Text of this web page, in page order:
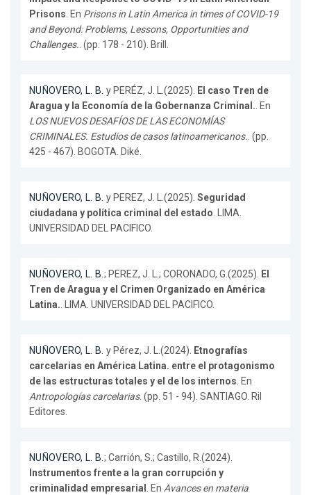
Prisons. En Prisons in Latin America in times of COVID-19
and Beyond: Problems, Lessons, Opportunities and
Challenges.. (pp. 178 - 210). Brill.
NUÑOVERO, L. B. y PERÉZ, J. L.(2025). El caso Tren de
Aragua y la Economía de la Gobernanza Criminal.. En
LOS NUEVOS DESAFÍOS DE LAS ECONOMÍAS
CRIMINALES. Estudios de casos latinoamericanos.. (pp.
425 - 467). BOGOTA. Diké.
NUÑOVERO, L. B. y PEREZ, J. L.(2025). Seguridad
ciudadana y política criminal del estado. LIMA.
UNIVERSIDAD DEL PACIFICO.
NUÑOVERO, L. B.; PEREZ, J. L.; CORONADO, G.(2025). El
Tren de Aragua y el Crimen Organizado en América
Latina.. LIMA. UNIVERSIDAD DEL PACIFICO.
NUÑOVERO, L. B. y Pérez, J. L.(2024). Etnografías
carcelarias en América Latina. entre el protagonismo
de las estructuras totales y el de los internos. En
Antropologías carcelarias. (pp. 51 - 94). SANTIAGO. Ril
Editores.
NUÑOVERO, L. B.; Carrión, S.; Castillo, R.(2024).
Instrumentos frente a la gran corrupción y
criminalidad empresarial . En Avances en materia